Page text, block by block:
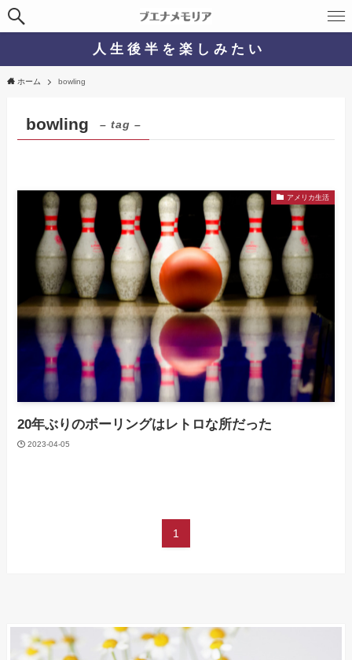
人 生 後 半 を 楽 し み た い
ホーム bowling
bowling – tag –
アメリカ生活
20年ぶりのボーリングはレトロな所だった
2023-04-05
1